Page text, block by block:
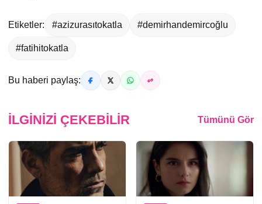
Etiketler: #azizurasıtokatla #demirhandemircoğlu
#fatihitokatla
Bu haberi paylaş:
İLGINIZI ÇEKEBILIR Tümünü Gör